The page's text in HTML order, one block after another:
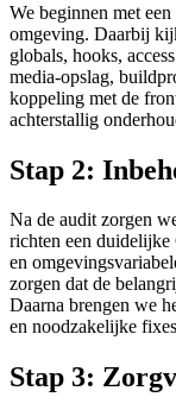
We beginnen met
omgeving. Daarbij
globals, hooks,
media-opslag,
koppeling met de
achterstallig
Stap 2:
Na de audit zorgen
richten een
en
zorgen dat de
Daarna brengen we
en noodzakelijke
Stap 3: